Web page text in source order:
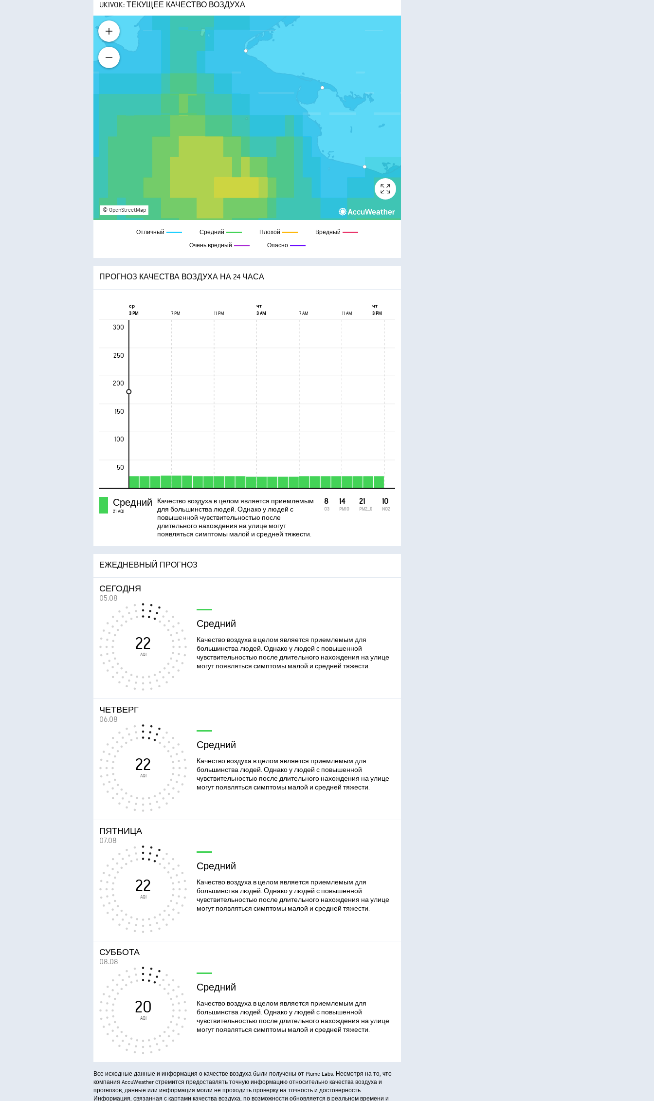
UKIVOK: ТЕКУЩЕЕ КАЧЕСТВО ВОЗДУХА
© OpenStreetMap
Отличный Средний Плохой
Вредный
Очень вредный
Опасно
ПРОГНОЗ КАЧЕСТВА ВОЗДУХА НА 24 ЧАСА
ср чт
чт
3 PM
7 PM 11 PM 3 AM 7 AM 11 AM 3 PM
300
250
200
150
100
50
Средний
21 AQI
Качество воздуха в целом является приемлемым
для большинства людей. Однако у людей с
повышенной чувствительностью после
длительного нахождения на улице могут
появляться симптомы малой и средней тяжести.
8
O3
14
PM10
21
PM2_5
10
NO2
ЕЖЕДНЕВНЫЙ ПРОГНОЗ
СЕГОДНЯ
05.08
22
AQI
Средний
Качество воздуха в целом является приемлемым для
большинства людей. Однако у людей с повышенной
чувствительностью после длительного нахождения на улице
могут появляться симптомы малой и средней тяжести.
ЧЕТВЕРГ
06.08
22
AQI
Средний
Качество воздуха в целом является приемлемым для
большинства людей. Однако у людей с повышенной
чувствительностью после длительного нахождения на улице
могут появляться симптомы малой и средней тяжести.
ПЯТНИЦА
07.08
22
AQI
Средний
Качество воздуха в целом является приемлемым для
большинства людей. Однако у людей с повышенной
чувствительностью после длительного нахождения на улице
могут появляться симптомы малой и средней тяжести.
СУББОТА
08.08
20
AQI
Средний
Качество воздуха в целом является приемлемым для
большинства людей. Однако у людей с повышенной
чувствительностью после длительного нахождения на улице
могут появляться симптомы малой и средней тяжести.
Все исходные данные и информация о качестве воздуха были получены от Plume Labs. Несмотря на то, что
компания AccuWeather стремится предоставлять точную информацию относительно качества воздуха и
прогнозов, данные или информация могли не проходить проверку на точность и достоверность.
Информация, связанная с картами качества воздуха, по возможности обновляется в реальном времени и